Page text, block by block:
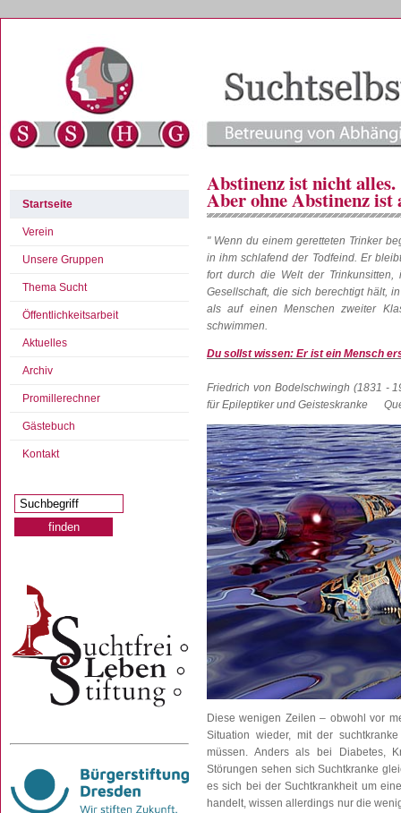
Startseite
Verein
Unsere Gruppen
Thema Sucht
Öffentlichkeitsarbeit
Aktuelles
Archiv
Promillerechner
Gästebuch
Kontakt
Abstinenz ist nicht alles.
Aber ohne Abstinenz ist
" Wenn du einem geretteten Trinker
in ihm schlafend der Todfeind. Er
fort durch die Welt der
Gesellschaft, die sich berechtigt hält,
als auf einen Menschen zweiter
schwimmen.
Du sollst wissen: Er ist ein Mensch
Friedrich von Bodelschwingh (1831 -
für Epileptiker und Geisteskranke
Diese wenigen Zeilen – obwohl vor
Situation wieder, mit der
müssen. Anders als bei Diabetes,
Störungen sehen sich Suchtkranke
es sich bei der Suchtkrankheit um
handelt, wissen allerdings nur die